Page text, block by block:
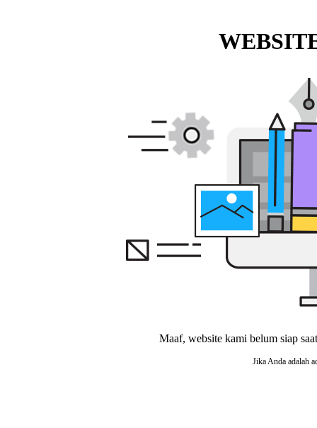
Maaf, website kami belum siap
Jika Anda adalah